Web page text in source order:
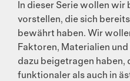
In dieser Serie wollen
vorstellen, die sich
bewährt haben. Wir
Faktoren, Materialien
dazu beigetragen haben,
funktionaler als auch in